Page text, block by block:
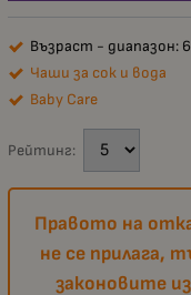
Възраст - диапазон:
Чаши за сок и вода
Baby Care
Рейтинг:
Правото на
не се прилага,
законовите